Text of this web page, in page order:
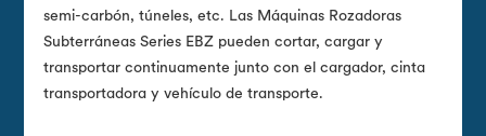
semi-carbón, túneles, etc. Las Máquinas Rozadoras
Subterráneas Series EBZ pueden cortar, cargar y
transportar continuamente junto con el cargador, cinta
transportadora y vehículo de transporte.